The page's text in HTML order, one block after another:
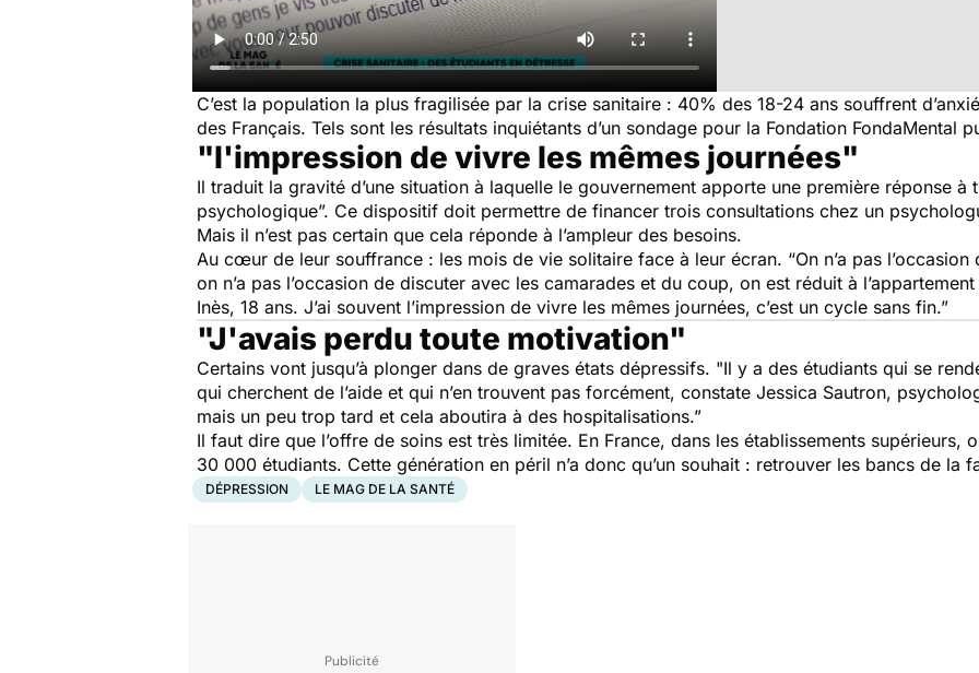
C’est la population la plus fragilisée par la crise sanitaire : 40% des 18-24 ans souffrent
des Français. Tels sont les résultats inquiétants d’un sondage pour la Fondation FondaMental
"l'impression de vivre les mêmes journées"
Il traduit la gravité d’une situation à laquelle le gouvernement apporte une première réponse à
psychologique”. Ce dispositif doit permettre de financer trois consultations chez un
Mais il n’est pas certain que cela réponde à l’ampleur des besoins.
Au cœur de leur souffrance : les mois de vie solitaire face à leur écran. “On n’a pas
on n’a pas l’occasion de discuter avec les camarades et du coup, on est réduit à
Inès, 18 ans. J’ai souvent l’impression de vivre les mêmes journées, c’est un cycle sans fin.”
"J'avais perdu toute motivation"
Certains vont jusqu’à plonger dans de graves états dépressifs. "Il y a des étudiants qui se
qui cherchent de l’aide et qui n’en trouvent pas forcément, constate Jessica Sautron,
mais un peu trop tard et cela aboutira à des hospitalisations.”
Il faut dire que l’offre de soins est très limitée. En France, dans les établissements
30 000 étudiants. Cette génération en péril n’a donc qu’un souhait : retrouver les bancs de la
DÉPRESSION LE MAG DE LA SANTÉ